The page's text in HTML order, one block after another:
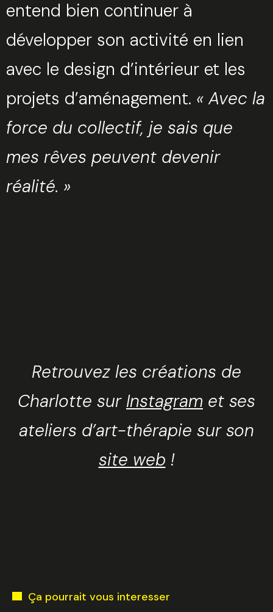
entend bien continuer à
développer son activité en lien
avec le design d’intérieur et les
projets d’aménagement. « Avec la
force du collectif, je sais que
mes rêves peuvent devenir
réalité. »
Retrouvez les créations de
Charlotte sur Instagram et ses
ateliers d’art-thérapie sur son
site web !
Ça pourrait vous interesser